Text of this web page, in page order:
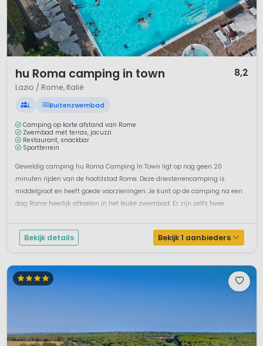
hu Roma camping in town 8,2
Lazio / Rome, Italië
L Buitenzwembad
Camping op korte afstand van Rome
Zwembad met terras, jacuzzi
Restaurant, snackbar
Sportterrein
Geweldig camping hu Roma Camping In Town ligt op nog geen 20
minuten rijden van de hoofdstad Rome. Deze driesterrencamping is
middelgroot en heeft goede voorzieningen. Je kunt op de camping na een
dag Rome heerlijk afkoelen in het leuke zwembad. Er zijn zelfs twee
dagje Rome en ...
Bekijk details Bekijk 1 aanbieders